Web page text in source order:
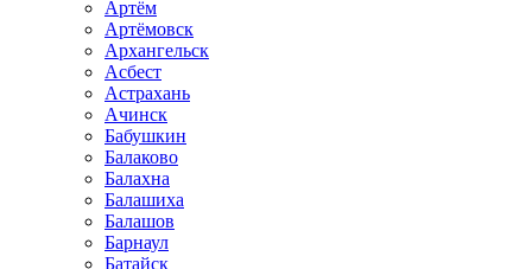
Артём
Артёмовск
Архангельск
Асбест
Астрахань
Ачинск
Бабушкин
Балаково
Балахна
Балашиха
Балашов
Барнаул
Батайск